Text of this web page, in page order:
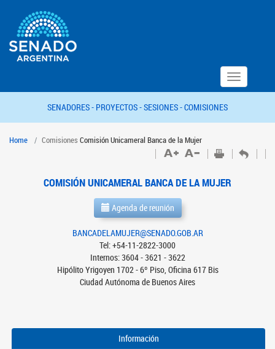
Toggle
navigation
SENADORES - PROYECTOS -SESIONES -COMISIONES
Home Comisiones Comisión Unicameral Banca de la Mujer
COMISIÓN UNICAMERAL BANCA DE LA MUJER
Agenda de reunión
BANCADELAMUJER@SENADO.GOB.AR
Tel: +54-11-2822-3000
Internos: 3604 - 3621 - 3622
Hipólito Yrigoyen 1702 - 6º Piso, Oficina 617 Bis
Ciudad Autónoma de Buenos Aires
Información